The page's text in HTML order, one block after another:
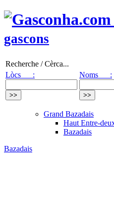
gascons
Recherche / Cèrca...
Lòcs :
Noms :
Grand Bazadais
Haut Entre-
Bazadais
Bazadais